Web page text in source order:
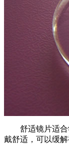
舒适镜片适合
戴舒适，可以缓